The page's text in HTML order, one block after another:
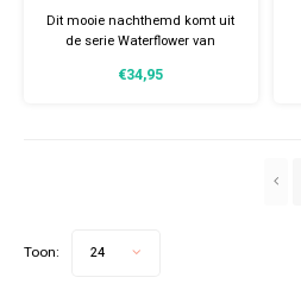
waterflower
Dit mooie nachthemd komt uit
de serie Waterflower van
van kleur en heeft een speels
€34,95
Toon: 24